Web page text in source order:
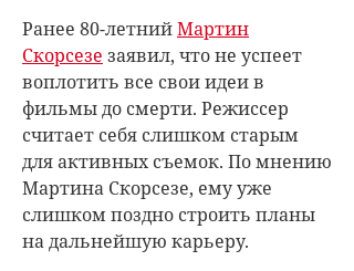
Ранее 80-летнийМартин
Скорсезе заявил, что не успеет
воплотить все свои идеи в
фильмы до смерти. Режиссер
считает себя слишком старым
для активных съемок. По мнению
Мартина Скорсезе, ему уже
слишком поздно строить планы
на дальнейшую карьеру.